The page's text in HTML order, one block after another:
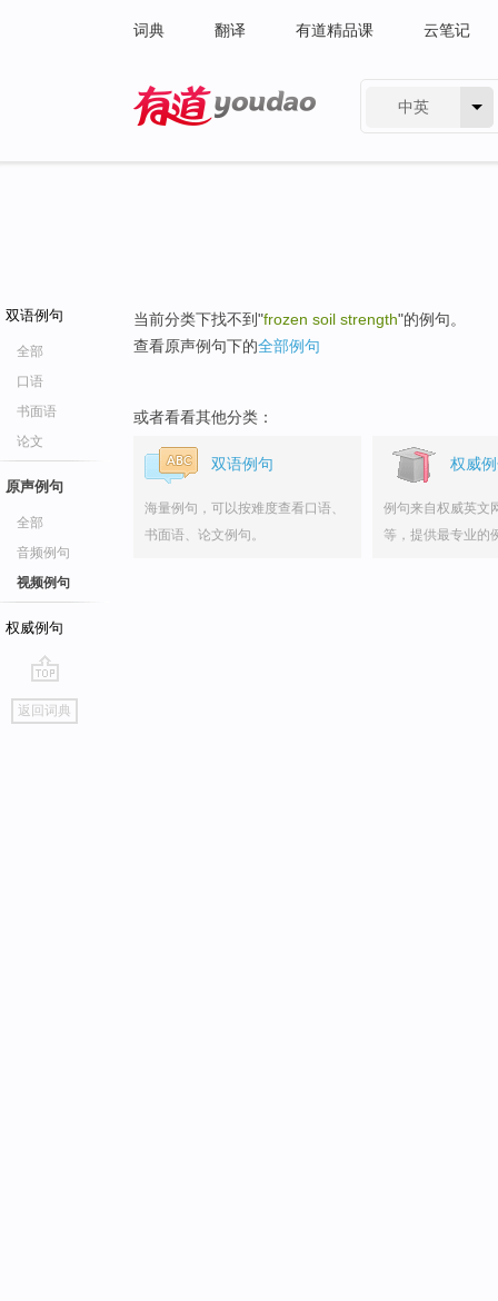
词典 翻译 有道精品课 云笔记
中英
双语例句
全部
口语
书面语
论文
原声例句
全部
音频例句
视频例句
权威例句
go
top
返回词典
当前分类下找不到"frozen soil strength"的例句。
查看原声例句下的全部例句
或者看看其他分类：
双语例句
海量例句，可以按难度查看口语、
书面语、论文例句。
权威
例句来自权威英文
等，提供最专业的